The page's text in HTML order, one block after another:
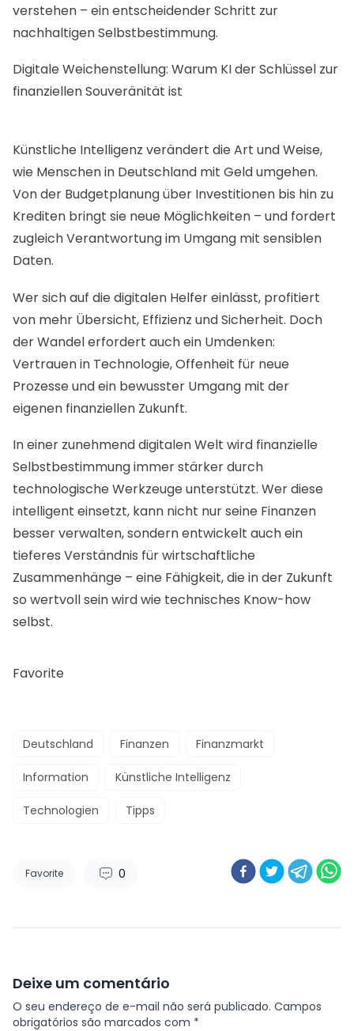
verstehen – ein entscheidender Schritt zur
nachhaltigen Selbstbestimmung.
Digitale Weichenstellung: Warum KI der Schlüssel zur
finanziellen Souveränität ist
Künstliche Intelligenz verändert die Art und Weise,
wie Menschen in Deutschland mit Geld umgehen.
Von der Budgetplanung über Investitionen bis hin zu
Krediten bringt sie neue Möglichkeiten – und fordert
zugleich Verantwortung im Umgang mit sensiblen
Daten.
Wer sich auf die digitalen Helfer einlässt, profitiert
von mehr Übersicht, Effizienz und Sicherheit. Doch
der Wandel erfordert auch ein Umdenken:
Vertrauen in Technologie, Offenheit für neue
Prozesse und ein bewusster Umgang mit der
eigenen finanziellen Zukunft.
In einer zunehmend digitalen Welt wird finanzielle
Selbstbestimmung immer stärker durch
technologische Werkzeuge unterstützt. Wer diese
intelligent einsetzt, kann nicht nur seine Finanzen
besser verwalten, sondern entwickelt auch ein
tieferes Verständnis für wirtschaftliche
Zusammenhänge – eine Fähigkeit, die in der Zukunft
so wertvoll sein wird wie technisches Know-how
selbst.
Favorite
Deutschland Finanzen Finanzmarkt
Information Künstliche Intelligenz
Technologien Tipps
Favorite 0
Deixe um comentário
O seu endereço de e-mail não será publicado. Campos
obrigatórios são marcados com *